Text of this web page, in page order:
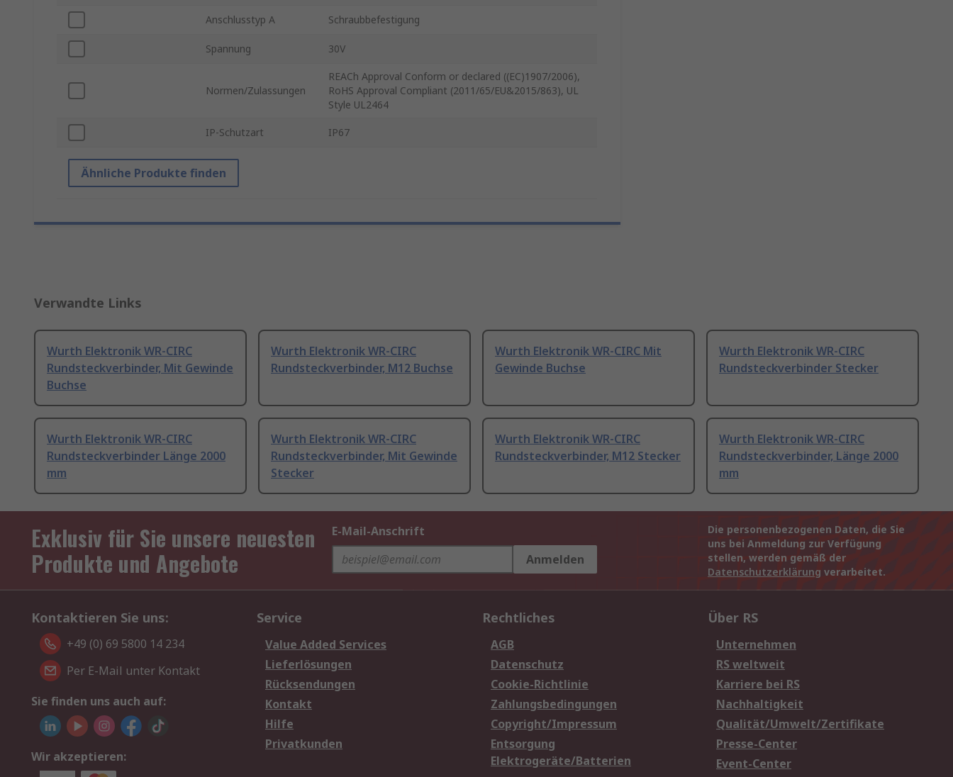
Anschlusstyp A Schraubbefestigung
Spannung 30V
Normen/Zulassungen
REACh Approval Conform or declared ((EC)1907/2006),
RoHS Approval Compliant (2011/65/EU&2015/863), UL
Style UL2464
IP-Schutzart IP67
Ähnliche Produkte finden
Verwandte Links
Wurth Elektronik WR-CIRC
Rundsteckverbinder, Mit Gewinde
Buchse
Wurth Elektronik WR-CIRC
Rundsteckverbinder, M12 Buchse
Wurth Elektronik WR-CIRC Mit
Gewinde Buchse
Wurth Elektronik WR-CIRC
Rundsteckverbinder Stecker
Wurth Elektronik WR-CIRC
Rundsteckverbinder Länge 2000
mm
Wurth Elektronik WR-CIRC
Rundsteckverbinder, Mit Gewinde
Stecker
Wurth Elektronik WR-CIRC
Rundsteckverbinder, M12 Stecker
Wurth Elektronik WR-CIRC
Rundsteckverbinder, Länge 2000
mm
Exklusiv für Sie unsere neuesten
Produkte und Angebote
E-Mail-Anschrift
Anmelden
Die personenbezogenen Daten, die Sie
uns bei Anmeldung zur Verfügung
stellen, werden gemäß der
Datenschutzerklärung verarbeitet.
Kontaktieren Sie uns:
+49 (0) 69 5800 14 234
Per E-Mail unter Kontakt
Sie finden uns auch auf:
Wir akzeptieren:
Service
Value Added Services
Lieferlösungen
Rücksendungen
Kontakt
Hilfe
Privatkunden
Rechtliches
AGB
Datenschutz
Cookie-Richtlinie
Zahlungsbedingungen
Copyright/Impressum
Entsorgung
Elektrogeräte/Batterien
Über RS
Unternehmen
RS weltweit
Karriere bei RS
Nachhaltigkeit
Qualität/Umwelt/Zertifikate
Presse-Center
Event-Center